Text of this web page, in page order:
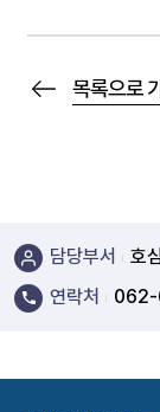
목록으로
담당부서
호
연락처